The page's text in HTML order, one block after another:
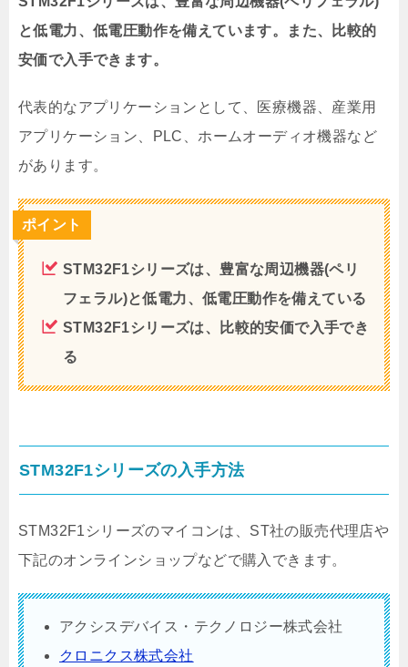
と低電力、低電圧動作を備えています。また、比較的
安価で入手できます。
代表的なアプリケーションとして、医療機器、産業用
アプリケーション、PLC、ホームオーディオ機器など
があります。
ポイント
STM32F1シリーズは、豊富な周辺機器(ペリ
フェラル)と低電力、低電圧動作を備えている
STM32F1シリーズは、比較的安価で入手でき
る
STM32F1シリーズの入手方法
STM32F1シリーズのマイコンは、ST社の販売代理店や
下記のオンラインショップなどで購入できます。
アクシスデバイス・テクノロジー株式会社
クロニクス株式会社